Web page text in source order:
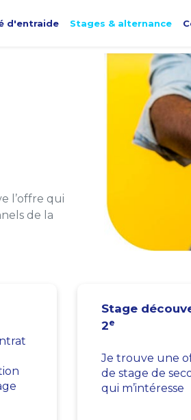
d'entraide Stages & alternance
l’offre qui
de la
Stage
2e
Je trouve une
de stage de
qui m’intéresse